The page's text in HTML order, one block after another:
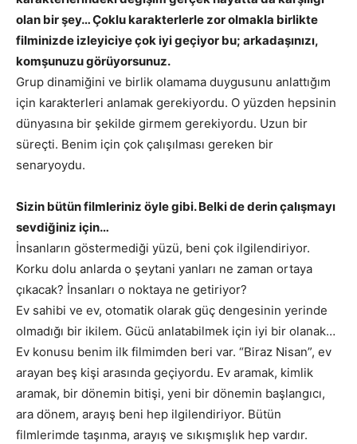
olan bir şey… Çoklu karakterlerle zor olmakla birlikte
filminizde izleyiciye çok iyi geçiyor bu; arkadaşınızı,
komşunuzu görüyorsunuz.
Grup dinamiğini ve birlik olamama duygusunu anlattığım
için karakterleri anlamak gerekiyordu. O yüzden hepsinin
dünyasına bir şekilde girmem gerekiyordu. Uzun bir
süreçti. Benim için çok çalışılması gereken bir
senaryoydu.
Sizin bütün filmleriniz öyle gibi. Belki de derin çalışmayı
sevdiğiniz için…
İnsanların göstermediği yüzü, beni çok ilgilendiriyor.
Korku dolu anlarda o şeytani yanları ne zaman ortaya
çıkacak? İnsanları o noktaya ne getiriyor?
Ev sahibi ve ev, otomatik olarak güç dengesinin yerinde
olmadığı bir ikilem. Gücü anlatabilmek için iyi bir olanak…
Ev konusu benim ilk filmimden beri var. “Biraz Nisan”, ev
arayan beş kişi arasında geçiyordu. Ev aramak, kimlik
aramak, bir dönemin bitişi, yeni bir dönemin başlangıcı,
ara dönem, arayış beni hep ilgilendiriyor. Bütün
filmlerimde taşınma, arayış ve sıkışmışlık hep vardır.